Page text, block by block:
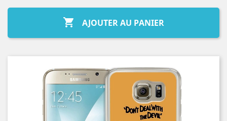
 AJOUTER AU PANIER